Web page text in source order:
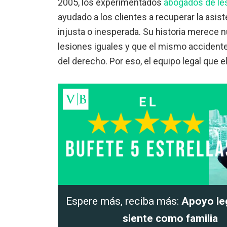
2005, los experimentados abogados de
ayudado a los clientes a recuperar la
injusta o inesperada. Su historia merece
lesiones iguales y que el mismo
del derecho. Por eso, el equipo legal que
Espere más, reciba más:Apoyo
siente como familia